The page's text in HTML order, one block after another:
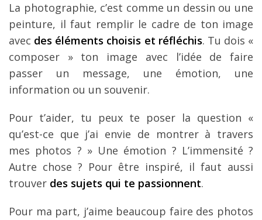
La photographie, c’est comme un dessin ou une
peinture, il faut remplir le cadre de ton image
avec des éléments choisis et réfléchis. Tu dois «
composer » ton image avec l’idée de faire
passer un message, une émotion, une
information ou un souvenir.
Pour t’aider, tu peux te poser la question «
qu’est-ce que j’ai envie de montrer à travers
mes photos ? » Une émotion ? L’immensité ?
Autre chose ? Pour être inspiré, il faut aussi
trouver des sujets qui te passionnent.
Pour ma part, j’aime beaucoup faire des photos